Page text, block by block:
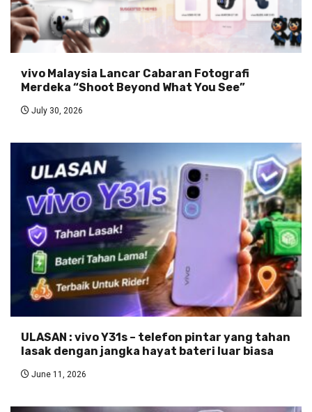
vivo Malaysia Lancar Cabaran Fotografi
Merdeka “Shoot Beyond What You See”
July 30, 2026
ULASAN : vivo Y31s – telefon pintar yang tahan
lasak dengan jangka hayat bateri luar biasa
June 11, 2026